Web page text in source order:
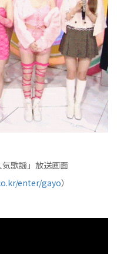
歌謡」放送画面
enter/gayo）